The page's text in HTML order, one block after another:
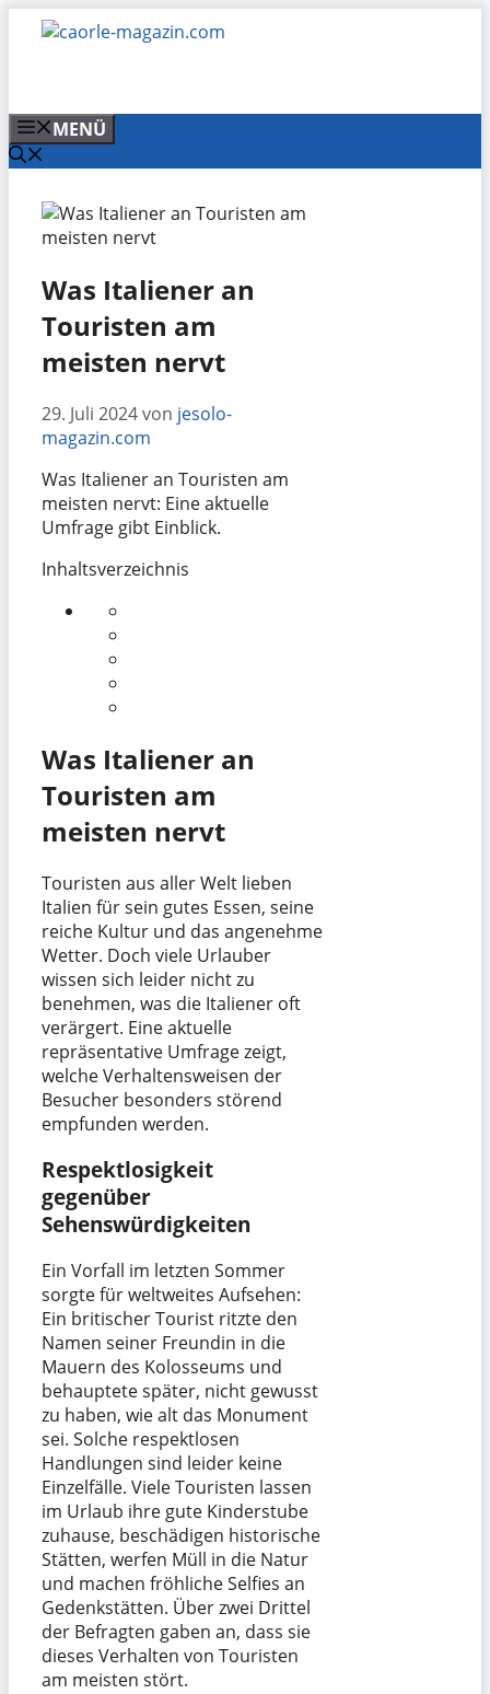
Zum
Inhalt
MENÜ
Was Italiener an
Touristen am
meisten nervt
29. Juli 2024von jesolo-
magazin.com
Was Italiener an Touristen am
meisten nervt: Eine aktuelle
Umfrage gibt Einblick.
Inhaltsverzeichnis
Was Italiener an
Touristen am
meisten nervt
Touristen aus aller Welt lieben
Italien für sein gutes Essen, seine
reiche Kultur und das angenehme
Wetter. Doch viele Urlauber
wissen sich leider nicht zu
benehmen, was die Italiener oft
verärgert. Eine aktuelle
repräsentative Umfrage zeigt,
welche Verhaltensweisen der
Besucher besonders störend
empfunden werden.
Respektlosigkeit
gegenüber
Sehenswürdigkeiten
Ein Vorfall im letzten Sommer
sorgte für weltweites Aufsehen:
Ein britischer Tourist ritzte den
Namen seiner Freundin in die
Mauern des Kolosseums und
behauptete später, nicht gewusst
zu haben, wie alt das Monument
sei. Solche respektlosen
Handlungen sind leider keine
Einzelfälle. Viele Touristen lassen
im Urlaub ihre gute Kinderstube
zuhause, beschädigen historische
Stätten, werfen Müll in die Natur
und machen fröhliche Selfies an
Gedenkstätten. Über zwei Drittel
der Befragten gaben an, dass sie
dieses Verhalten von Touristen
am meisten stört.